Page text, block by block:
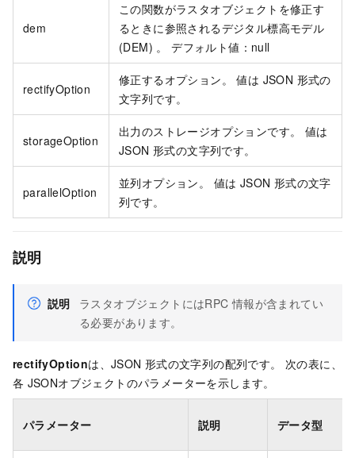
dem
この関数がラスタオブジェクトを修正す
るときに参照されるデジタル標高モデル
(DEM) 。 デフォルト値：null
rectifyOption
修正するオプション。 値は JSON 形式の
文字列です。
storageOption
出力のストレージオプションです。 値は
JSON 形式の文字列です。
parallelOption
並列オプション。 値は JSON 形式の文字
列です。
説明
説明 ラスタオブジェクトにはRPC 情報が含まれてい
る必要があります。
rectifyOptionは、JSON 形式の文字列の配列です。 次の表に、
各 JSONオブジェクトのパラメーターを示します。
パラメーター 説明 データ型